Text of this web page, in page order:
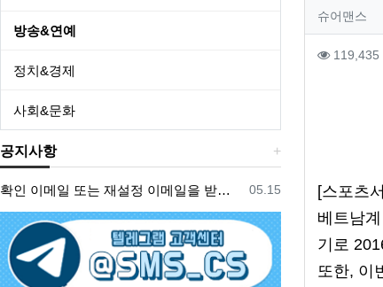
작성자
작성자
슈어맨스
컨텐츠
조회119,435
[스포츠
베트남
기로
또한, 이
방송&연예
정치&경제
사회&문화
공지사항
등록일
05.15
확인 이메일 또는 재설정 이메일을 받지 못한 경우 참조